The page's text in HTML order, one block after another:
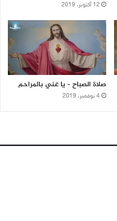
12 أكتوبر، 2019
صلاة الصباح – يا غني بالمراحم
4 نوفمبر، 2019